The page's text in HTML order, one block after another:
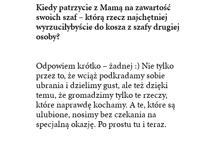
Kiedy patrzycie z Mamą na zawartość
swoich szaf – którą rzecz najchętniej
wyrzuciłybyście do kosza z szafy drugiej
osoby?
Odpowiem krótko – żadnej :) Nie tylko
przez to, że wciąż podkradamy sobie
ubrania i dzielimy gust, ale też dzięki
temu, że gromadzimy tylko te rzeczy,
które naprawdę kochamy. A te, które są
ulubione, nosimy bez czekania na
specjalną okazję. Po prostu tu i teraz.